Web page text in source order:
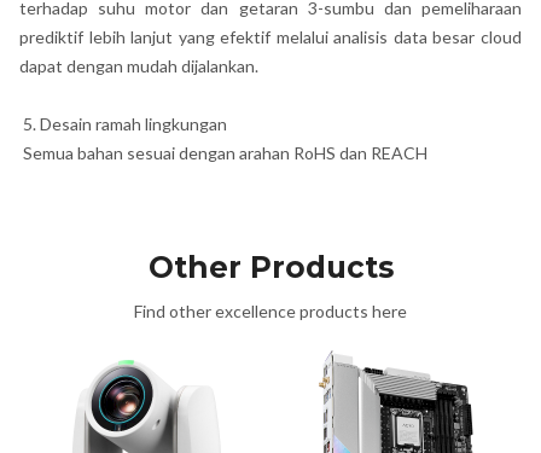
terhadap suhu motor dan getaran 3-sumbu dan pemeliharaan
prediktif lebih lanjut yang efektif melalui analisis data besar cloud
dapat dengan mudah dijalankan.
5. Desain ramah lingkungan
Semua bahan sesuai dengan arahan RoHS dan REACH
Other Products
Find other excellence products here